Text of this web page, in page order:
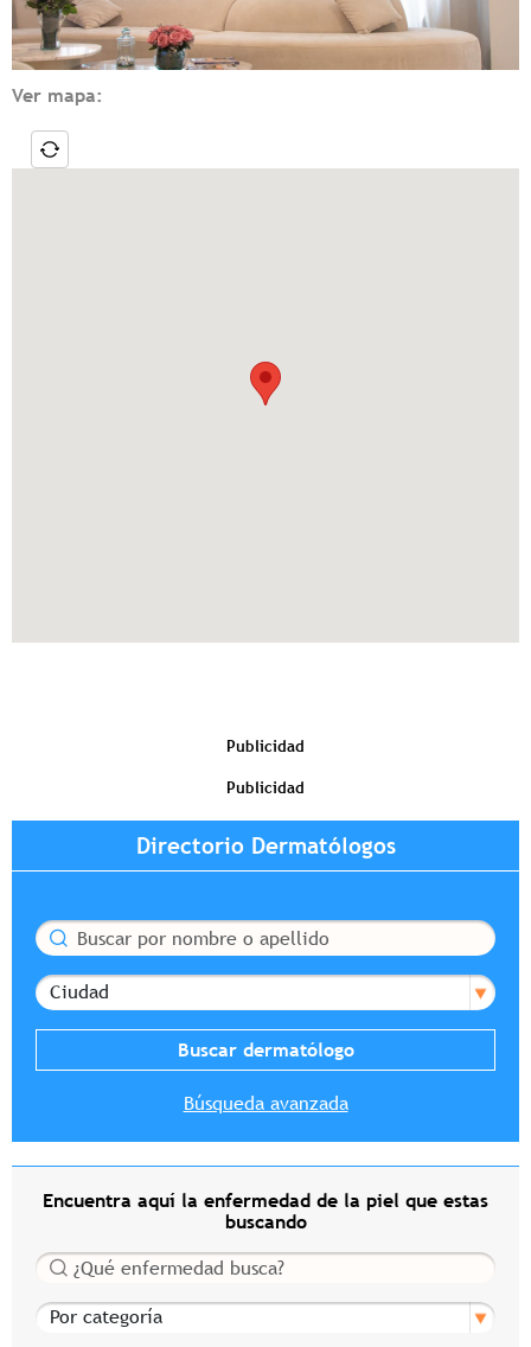
Ver mapa:
Publicidad
Publicidad
Directorio Dermatólogos
Buscar
Ciudad
Búsqueda avanzada
Encuentra aquí la enfermedad de la piel que estas
buscando
Buscar
Por categoría